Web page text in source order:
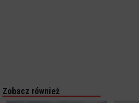
Zobacz również